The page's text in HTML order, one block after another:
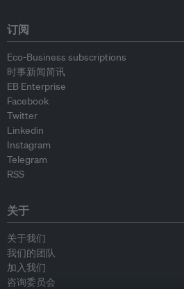
订阅
Eco-Business subscriptions
时事新闻简讯
EB Enterprise
Facebook
Twitter
Linkedin
Instagram
Telegram
RSS
关于
关于我们
我们的团队
加入我们
咨询委员会